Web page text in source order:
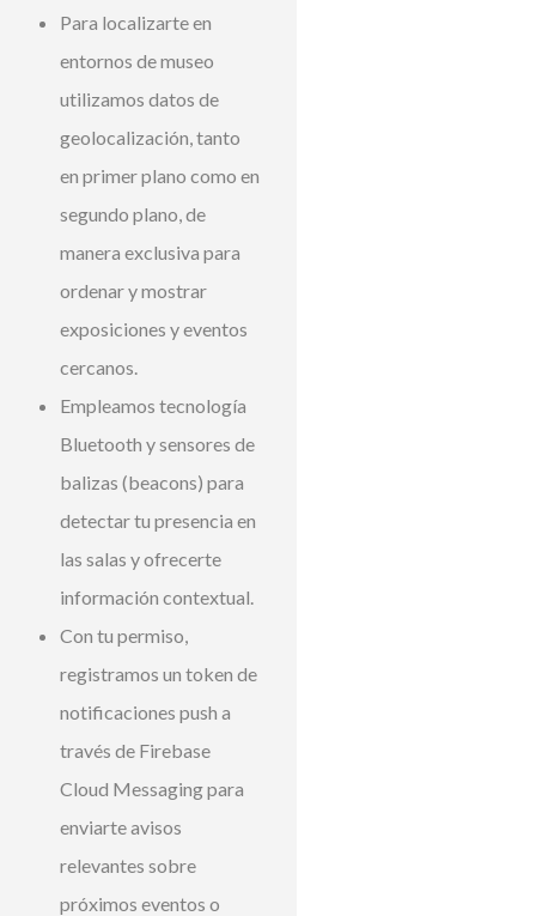
Para localizarte en
entornos de museo
utilizamos datos de
geolocalización, tanto
en primer plano como en
segundo plano, de
manera exclusiva para
ordenar y mostrar
exposiciones y eventos
cercanos.
Empleamos tecnología
Bluetooth y sensores de
balizas (beacons) para
detectar tu presencia en
las salas y ofrecerte
información contextual.
Con tu permiso,
registramos un token de
notificaciones push a
través de Firebase
Cloud Messaging para
enviarte avisos
relevantes sobre
próximos eventos o